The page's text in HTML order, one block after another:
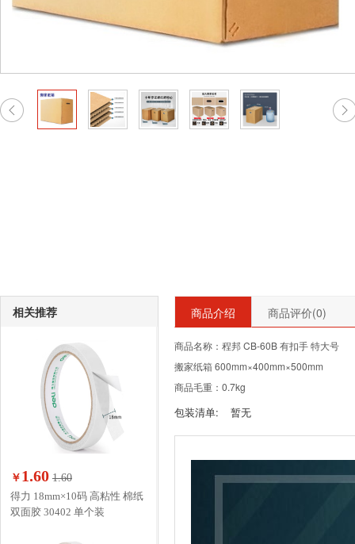
相关推荐
￥ 1.60 1.60
得力 18mm×10码 高粘性 棉纸
双面胶 30402 单个装
商品介绍 商品评价(0)
商品名称：程邦 CB-60B 有扣手 特大号
搬家纸箱 600mm×400mm×500mm
商品毛重：0.7kg
包装清单: 暂无